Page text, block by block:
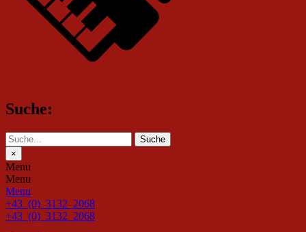
Suche:
Suche
×
Menu
Menu
Menu
+43 (0) 3132 2068
+43 (0) 3132 2068